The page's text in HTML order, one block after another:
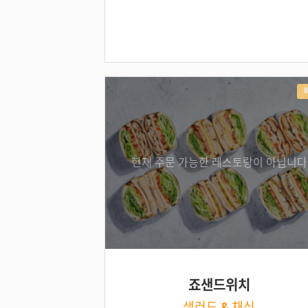
현재 주문 가능한 레스토랑이 아닙니다
죠샌드위치